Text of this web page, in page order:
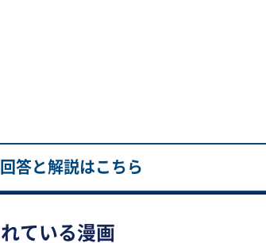
回答と解説はこちら
ている漫画